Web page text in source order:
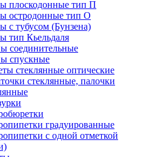
плоскодонные тип П
остродонные тип О
с тубусом (Бунзена)
тип Кьельдаля
соединительные
спускные
стеклянные оптические
стеклянные, палочки
градуированные
с одной отметкой